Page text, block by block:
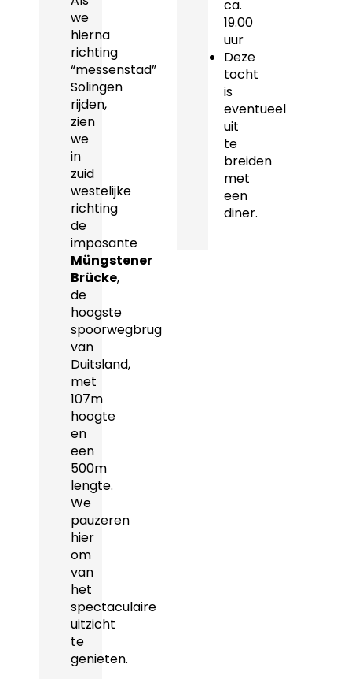
we
hierna
richting
“messenstad”
Solingen
rijden,
zien
we
in
zuid
westelijke
richting
de
imposante
Müngstener
Brücke,
de
hoogste
spoorwegbrug
van
Duitsland,
met
107m
hoogte
en
een
500m
lengte.
We
pauzeren
hier
om
van
het
spectaculaire
uitzicht
te
genieten.
ca.
19.00
uur
Deze
tocht
is
eventueel
uit
te
breiden
met
een
diner.